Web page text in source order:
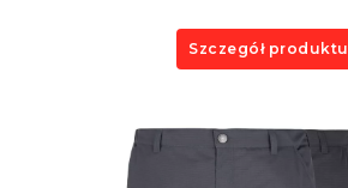
Szczegół produktu